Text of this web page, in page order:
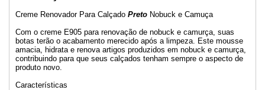
Creme Renovador Para Calçado Preto Nobuck e Camuça
Com o creme E905 para renovação de nobuck e camurça, suas
botas terão o acabamento merecido após a limpeza. Este mousse
amacia, hidrata e renova artigos produzidos em nobuck e camurça,
contribuindo para que seus calçados tenham sempre o aspecto de
produto novo.
Características